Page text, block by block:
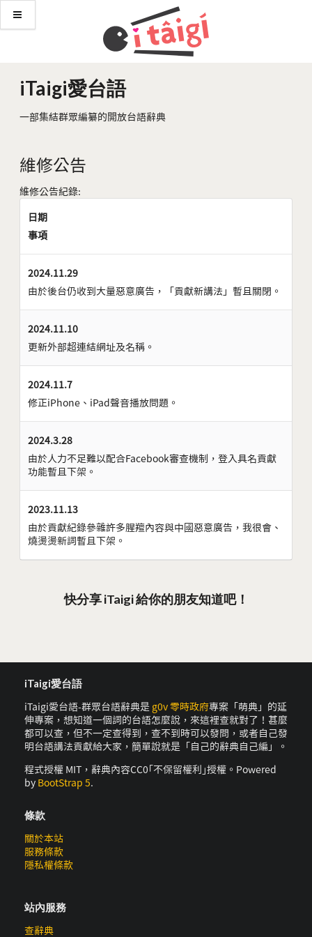
iTaigi愛台語
一部集結群眾編纂的開放台語辭典
維修公告
維修公告紀錄:
日期
事項
2024.11.29
由於後台仍收到大量惡意廣告，「貢獻新講法」暫且關閉。
2024.11.10
更新外部超連結網址及名稱。
2024.11.7
修正iPhone、iPad聲音播放問題。
2024.3.28
由於人力不足難以配合Facebook審查機制，登入具名貢獻
功能暫且下架。
2023.11.13
由於貢獻紀錄參雜許多腥羶內容與中國惡意廣告，我很會、
燒燙燙新詞暫且下架。
快分享 iTaigi 給你的朋友知道吧！
iTaigi愛台語
iTaigi愛台語-群眾台語辭典是 g0v 零時政府專案「萌典」的延
伸專案，想知道一個詞的台語怎麼說，來這裡查就對了！甚麼
都可以查，但不一定查得到，查不到時可以發問，或者自己發
明台語講法貢獻給大家，簡單說就是「自己的辭典自己編」。
程式授權 MIT，辭典內容CC0｢不保留權利｣授權。Powered
by BootStrap 5.
條款
關於本站
服務條款
隱私權條款
站內服務
查辭典